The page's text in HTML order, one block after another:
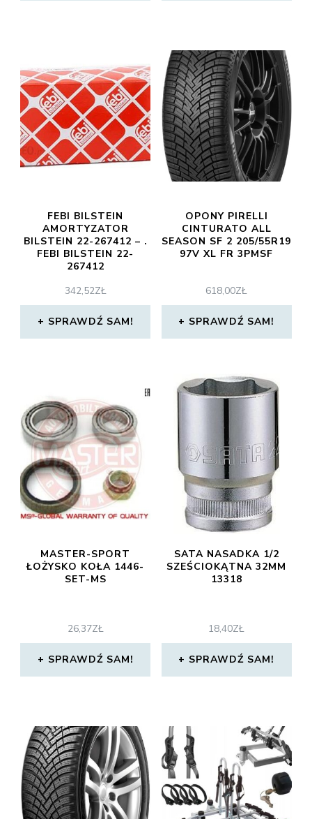
FEBI BILSTEIN
AMORTYZATOR
BILSTEIN 22-267412 – .
FEBI BILSTEIN 22-
267412
342,52ZŁ
SPRAWDŹ SAM!
OPONY PIRELLI
CINTURATO ALL
SEASON SF 2 205/55R19
97V XL FR 3PMSF
618,00ZŁ
SPRAWDŹ SAM!
MASTER-SPORT
ŁOŻYSKO KOŁA 1446-
SET-MS
26,37ZŁ
SPRAWDŹ SAM!
SATA NASADKA 1/2
SZEŚCIOKĄTNA 32MM
13318
18,40ZŁ
SPRAWDŹ SAM!